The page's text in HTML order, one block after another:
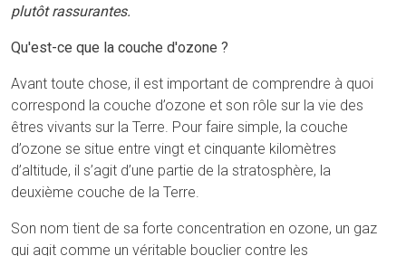
plutôt rassurantes.
Qu'est-ce que la couche d'ozone ?
Avant toute chose, il est important de comprendre à quoi
correspond la couche d’ozone et son rôle sur la vie des
êtres vivants sur la Terre. Pour faire simple, la couche
d’ozone se situe entre vingt et cinquante kilomètres
d’altitude, il s’agit d’une partie de la stratosphère, la
deuxième couche de la Terre.
Son nom tient de sa forte concentration en ozone, un gaz
qui agit comme un véritable bouclier contre les